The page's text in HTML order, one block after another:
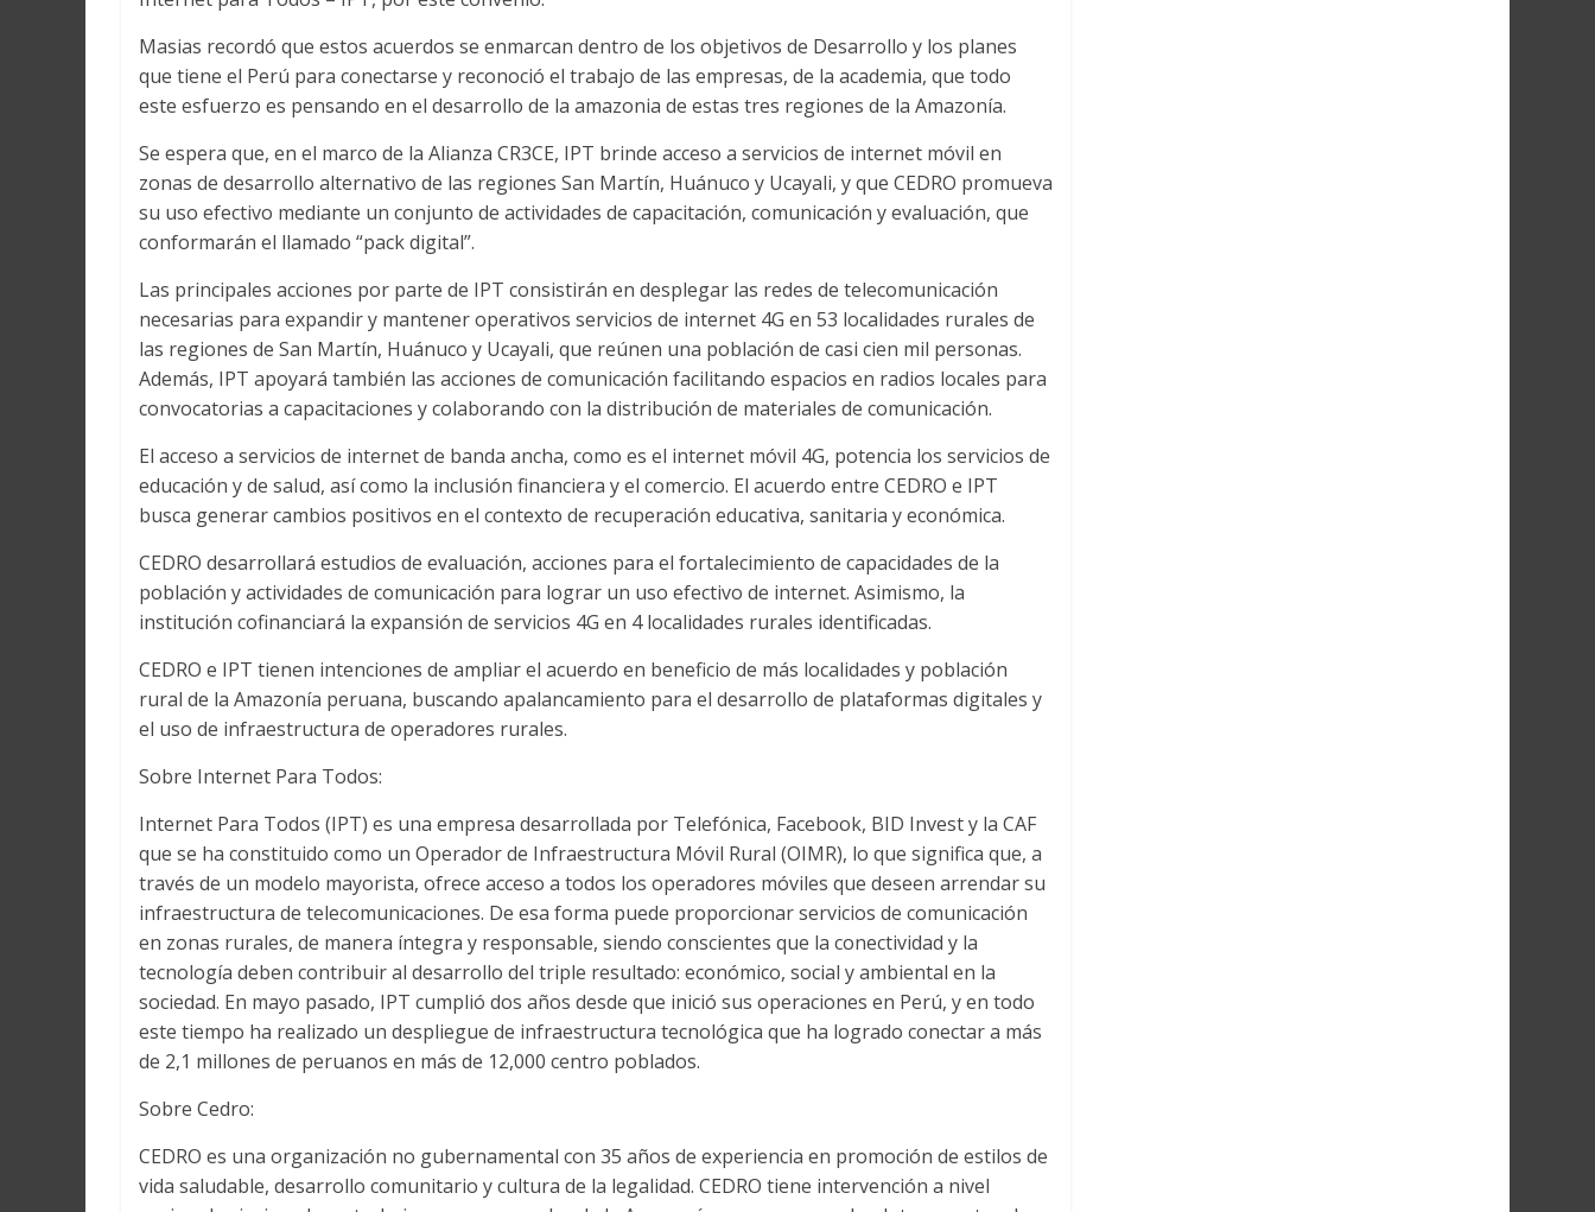
Masias recordó que estos acuerdos se enmarcan dentro de los objetivos de Desarrollo y los planes
que tiene el Perú para conectarse y reconoció el trabajo de las empresas, de la academia, que todo
este esfuerzo es pensando en el desarrollo de la amazonia de estas tres regiones de la Amazonía.
Se espera que, en el marco de la Alianza CR3CE, IPT brinde acceso a servicios de internet móvil en
zonas de desarrollo alternativo de las regiones San Martín, Huánuco y Ucayali, y que CEDRO promueva
su uso efectivo mediante un conjunto de actividades de capacitación, comunicación y evaluación, que
conformarán el llamado “pack digital”.
Las principales acciones por parte de IPT consistirán en desplegar las redes de telecomunicación
necesarias para expandir y mantener operativos servicios de internet 4G en 53 localidades rurales de
las regiones de San Martín, Huánuco y Ucayali, que reúnen una población de casi cien mil personas.
Además, IPT apoyará también las acciones de comunicación facilitando espacios en radios locales para
convocatorias a capacitaciones y colaborando con la distribución de materiales de comunicación.
El acceso a servicios de internet de banda ancha, como es el internet móvil 4G, potencia los servicios de
educación y de salud, así como la inclusión financiera y el comercio. El acuerdo entre CEDRO e IPT
busca generar cambios positivos en el contexto de recuperación educativa, sanitaria y económica.
CEDRO desarrollará estudios de evaluación, acciones para el fortalecimiento de capacidades de la
población y actividades de comunicación para lograr un uso efectivo de internet. Asimismo, la
institución cofinanciará la expansión de servicios 4G en 4 localidades rurales identificadas.
CEDRO e IPT tienen intenciones de ampliar el acuerdo en beneficio de más localidades y población
rural de la Amazonía peruana, buscando apalancamiento para el desarrollo de plataformas digitales y
el uso de infraestructura de operadores rurales.
Sobre Internet Para Todos:
Internet Para Todos (IPT) es una empresa desarrollada por Telefónica, Facebook, BID Invest y la CAF
que se ha constituido como un Operador de Infraestructura Móvil Rural (OIMR), lo que significa que, a
través de un modelo mayorista, ofrece acceso a todos los operadores móviles que deseen arrendar su
infraestructura de telecomunicaciones. De esa forma puede proporcionar servicios de comunicación
en zonas rurales, de manera íntegra y responsable, siendo conscientes que la conectividad y la
tecnología deben contribuir al desarrollo del triple resultado: económico, social y ambiental en la
sociedad. En mayo pasado, IPT cumplió dos años desde que inició sus operaciones en Perú, y en todo
este tiempo ha realizado un despliegue de infraestructura tecnológica que ha logrado conectar a más
de 2,1 millones de peruanos en más de 12,000 centro poblados.
Sobre Cedro:
CEDRO es una organización no gubernamental con 35 años de experiencia en promoción de estilos de
vida saludable, desarrollo comunitario y cultura de la legalidad. CEDRO tiene intervención a nivel